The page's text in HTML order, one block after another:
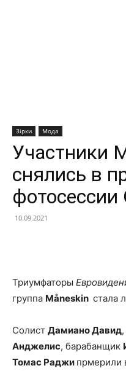
Зірки Мода
Участники
снялись в
фотосессии
10.09.2021
Триумфаторы
группа Måneskin стала
Солист Дамиано Давид
Анджелис, барабанщик
Томас Раджи прмерили